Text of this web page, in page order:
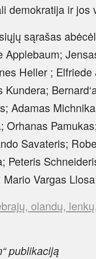
demokratija ir jos
sąrašas
Applebaum;
Heller ;
Adamas
Orhanas
Savateris;
Peteris
Vargas
olandų,
publikaciją